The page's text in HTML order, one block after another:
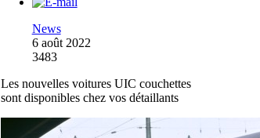
News
6 août 2022
3483
Les nouvelles voitures UIC couchettes
sont disponibles chez vos détaillants